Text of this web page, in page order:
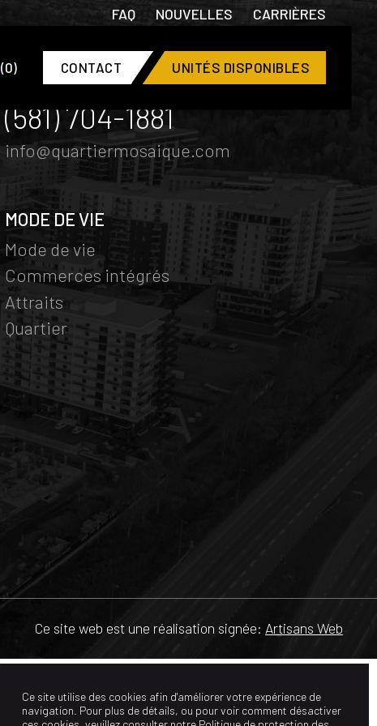
CONTACT UNITÉS DISPONIBLES
(0)
FAQ NOUVELLES CARRIÈRES
CONTACT
(581) 704-1881
info@quartiermosaique.com
MODE DE VIE
Mode de vie
Commerces intégrés
Attraits
Quartier
Ce site web est une réalisation signée: Artisans Web
Ce site utilise des cookies afin d'améliorer votre expérience de
navigation. Pour plus de détails, ou pour voir comment désactiver